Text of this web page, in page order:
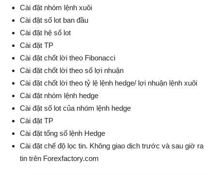
Cài đặt nhóm lệnh xuôi
Cài đặt số lot ban đầu
Cài đặt hệ số lot
Cài đặt TP
Cài đặt chốt lời theo Fibonacci
Cài đặt chốt lời theo số lợi nhuận
Cài đặt chốt lời theo tỷ lệ lệnh hedge/ lợi nhuận lệnh xuôi
Cài đặt nhóm lệnh hedge
Cài đặt số lot của nhóm lệnh hedge
Cài đặt TP
Cài đặt tổng số lệnh Hedge
Cài đặt chế độ lọc tin. Không giao dịch trước và sau giờ ra
tin trên Forexfactory.com